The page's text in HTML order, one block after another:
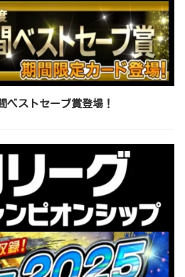
ベストセーブ賞登場！